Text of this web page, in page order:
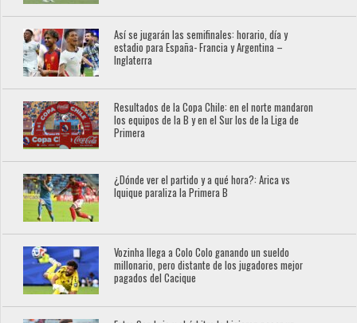
Así se jugarán las semifinales: horario, día y
estadio para España- Francia y Argentina –
Inglaterra
Resultados de la Copa Chile: en el norte mandaron
los equipos de la B y en el Sur los de la Liga de
Primera
¿Dónde ver el partido y a qué hora?: Arica vs
Iquique paraliza la Primera B
Vozinha llega a Colo Colo ganando un sueldo
millonario, pero distante de los jugadores mejor
pagados del Cacique